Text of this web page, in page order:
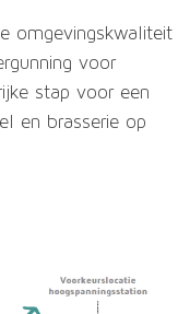
omgevingskwaliteit
voor
stap voor een
en brasserie op